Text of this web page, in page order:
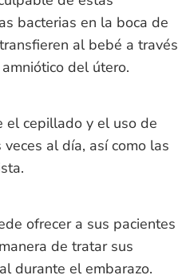
bacterias en la boca de
al bebé a través
del útero.
el cepillado y el uso de
al día, así como las
ofrecer a sus pacientes
de tratar sus
durante el embarazo.